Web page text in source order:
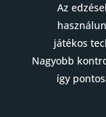
Az
játékos
Nagyobb
így